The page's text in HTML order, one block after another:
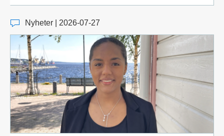
Nyheter | 2026-07-27